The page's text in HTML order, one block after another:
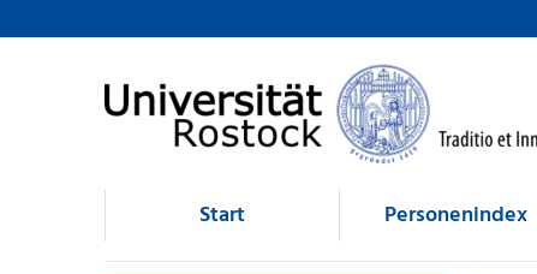
Browsen
direkt zum Inhalt
Start Personenindex